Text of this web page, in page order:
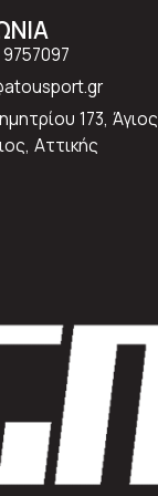
173, Άγιος
Αττικής